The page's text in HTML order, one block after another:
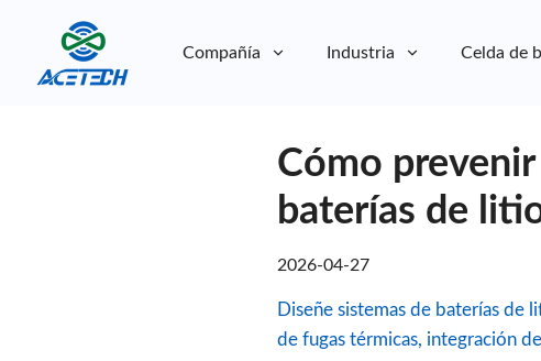
Compañía Industria Celda de
Cómo
baterías de
2026-04-27
Diseñe sistemas de baterías de
de fugas térmicas, integración